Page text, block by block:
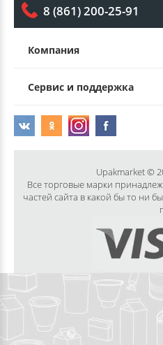
8 (861) 200-25-91
Компания
Сервис и поддержка
Upakmarket ©
Все торговые марки
частей сайта в какой бы то ни